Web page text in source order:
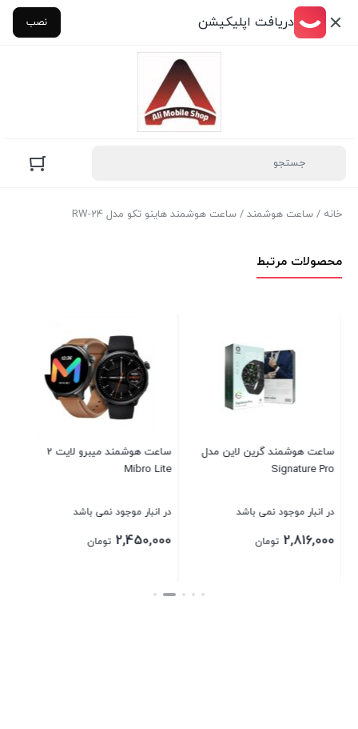
دریافت اپلیکیشن نصب
خانه / ساعت هوشمند / ساعت هوشمند هاینو تکو مدل RW-24
محصولات مرتبط
ساعت هوشمند گرین لاین مدل
Signature Pro
در انبار موجود نمی باشد
2,816,000 تومان
ساعت هوشمند میبرو لایت 2
Mibro Lite
در انبار موجود نمی باشد
2,450,000 تومان
بستن